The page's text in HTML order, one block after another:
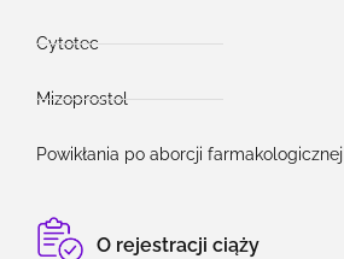
Cytotec
Mizoprostol
Powikłania po aborcji farmakologicznej
O rejestracji ciąży